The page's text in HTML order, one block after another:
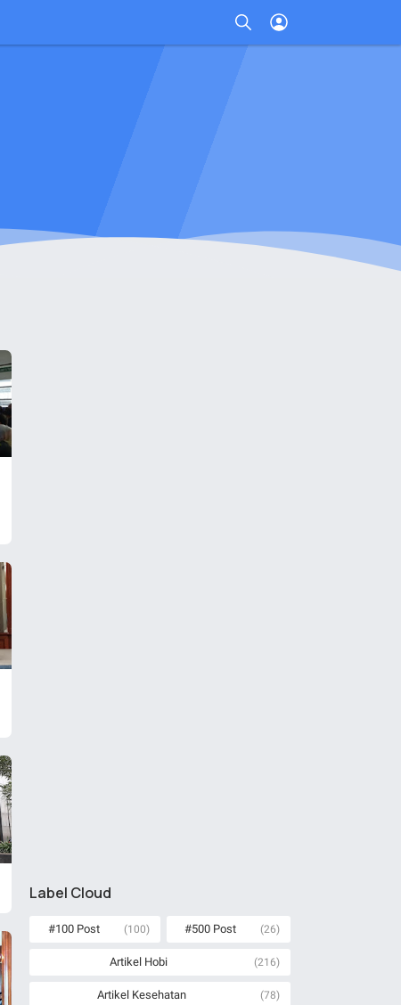
Label Cloud
#100 Post (100) #500 Post (26)
Artikel Hobi (216)
Artikel Kesehatan (78)